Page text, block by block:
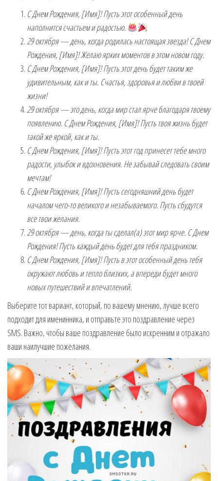
С Днем Рождения, [Имя]! Пусть этот особенный день
наполнится счастьем и радостью.
29 октября — день, когда родилась настоящая звезда! С Днем
Рождения, [Имя]! Желаю ярких моментов в этом новом году.
С Днем Рождения, [Имя]! Пусть этот день будет таким же
удивительным, как и ты. Счастья, здоровья и любви в твоей
жизни!
29 октября — это день, когда мир стал ярче благодаря твоему
появлению. С Днем Рождения, [Имя]! Пусть твоя жизнь будет
такой же яркой, как и ты.
С Днем Рождения, [Имя]! Пусть этот год принесет тебе много
радости, улыбок и вдохновения. Не забывай следовать своим
мечтам!
С Днем Рождения, [Имя]! Пусть сегодняшний день будет
началом чего-то великого и незабываемого. Пусть сбудутся
все твои желания.
29 октября — день, когда ты сделал(а) этот мир ярче. С Днем
Рождения! Пусть каждый день будет для тебя праздником.
С Днем Рождения, [Имя]! Пусть в этот особенный день тебя
окружают любовь и тепло близких, а впереди будет много
новых путешествий и впечатлений.
Выберите тот вариант, который, по вашему мнению, лучше всего
подходит для именинника, и отправьте это поздравление через
SMS. Важно, чтобы ваше поздравление было искренним и отражало
ваши наилучшие пожелания.